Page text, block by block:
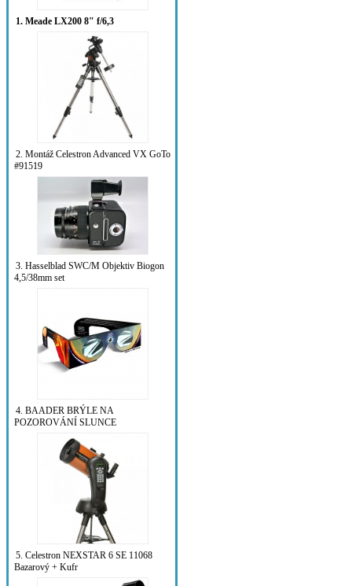
1. Meade LX200 8" f/6,3
2. Montáž Celestron Advanced VX GoTo
#91519
3. Hasselblad SWC/M Objektiv Biogon
4,5/38mm set
4. BAADER BRÝLE NA
POZOROVÁNÍ SLUNCE
5. Celestron NEXSTAR 6 SE 11068
Bazarový + Kufr